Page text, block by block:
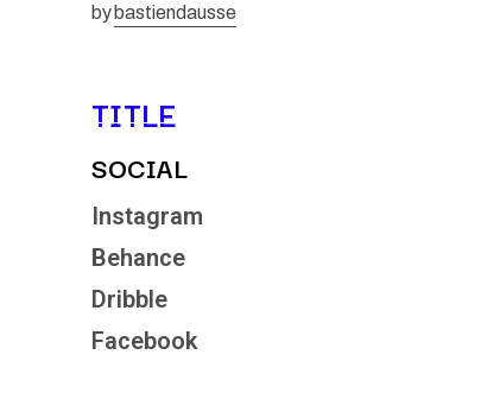
by bastiendausse
TITLE
SOCIAL
Instagram
Behance
Dribble
Facebook